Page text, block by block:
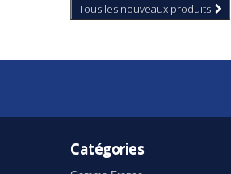
Tous les nouveaux produits
Catégories